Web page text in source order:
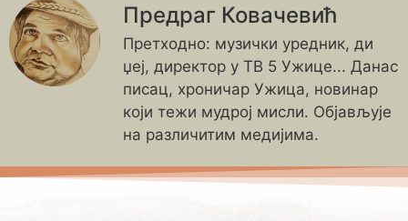
Предраг Ковачевић
Претходно: музички уредник, ди
џеј, директор у ТВ 5 Ужице... Данас
писац, хроничар Ужица, новинар
који тежи мудрој мисли. Објављује
на различитим медијима.